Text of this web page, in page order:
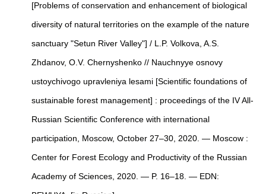
[Problems of conservation and enhancement of biological
diversity of natural territories on the example of the nature
sanctuary "Setun River Valley"] / L.P. Volkova, A.S.
Zhdanov, O.V. Chernyshenko // Nauchnyye osnovy
ustoychivogo upravleniya lesami [Scientific foundations of
sustainable forest management] : proceedings of the IV All-
Russian Scientific Conference with international
participation, Moscow, October 27–30, 2020. — Moscow :
Center for Forest Ecology and Productivity of the Russian
Academy of Sciences, 2020. — P. 16–18. — EDN: